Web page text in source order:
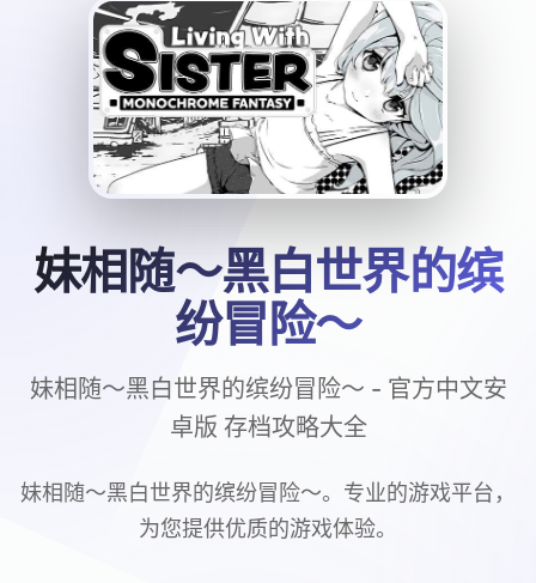
妹相随～黑白世界的缤
纷冒险～
妹相随～黑白世界的缤纷冒险～ - 官方中文安
卓版 存档攻略大全
妹相随～黑白世界的缤纷冒险～。专业的游戏平台，
为您提供优质的游戏体验。